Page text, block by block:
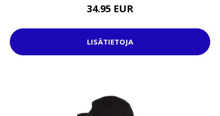
34.95 EUR
LISÄTIETOJA